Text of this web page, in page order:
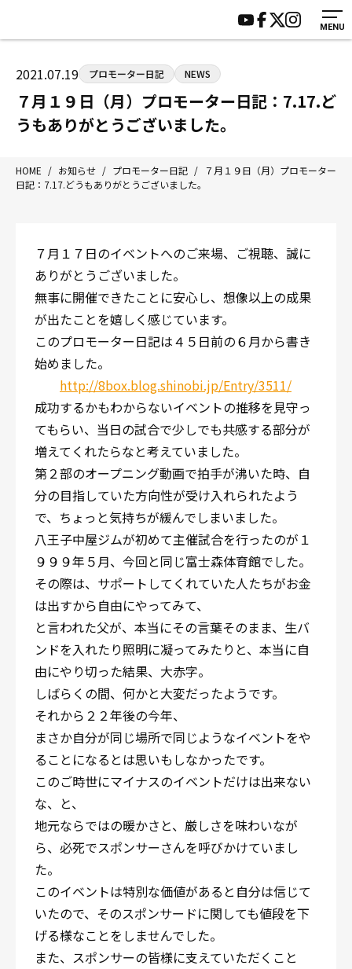
MENU
〒192-0072 東京都八王子市南町3-8 第2原嶋ビル1F
Tel/Fax：042-622-7222
営業時間：月〜土 14:00〜22:00 / 日・祝 14:00〜19:00
HOME
ジムについて
トレーニング
アマ・スパー各大会・キッズ
入会案内
見学・1日体験
施設紹介
アクセス
会員様の声
よくあるご質問
サポーター募集
2021.07.19 プロモーター日記 NEWS
７月１９日（月）プロモーター日記：7.17.ど
うもありがとうございました。
HOME / お知らせ / プロモーター日記 / ７月１９日（月）プロモーター
日記：7.17.どうもありがとうございました。
７月１７日のイベントへのご来場、ご視聴、誠に
ありがとうございました。
無事に開催できたことに安心し、想像以上の成果
が出たことを嬉しく感じています。
このプロモーター日記は４５日前の６月から書き
始めました。
http://8box.blog.shinobi.jp/Entry/3511/
成功するかもわからないイベントの推移を見守っ
てもらい、当日の試合で少しでも共感する部分が
増えてくれたらなと考えていました。
第２部のオープニング動画で拍手が沸いた時、自
分の目指していた方向性が受け入れられたよう
で、ちょっと気持ちが緩んでしまいました。
八王子中屋ジムが初めて主催試合を行ったのが１
９９９年５月、今回と同じ富士森体育館でした。
その際は、サポートしてくれていた人たちがお金
は出すから自由にやってみて、
と言われた父が、本当にその言葉そのまま、生バ
ンドを入れたり照明に凝ってみたりと、本当に自
由にやり切った結果、大赤字。
しばらくの間、何かと大変だったようです。
それから２２年後の今年、
まさか自分が同じ場所で同じようなイベントをや
ることになるとは思いもしなかったです。
このご時世にマイナスのイベントだけは出来ない
な、と、
地元ならではの暖かさと、厳しさを味わいなが
ら、必死でスポンサーさんを呼びかけていまし
た。
このイベントは特別な価値があると自分は信じて
いたので、そのスポンサードに関しても値段を下
げる様なことをしませんでした。
また、スポンサーの皆様に支えていただくこと